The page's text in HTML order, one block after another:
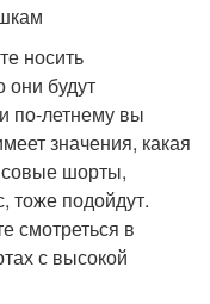
носить
будут
по-летнему вы
значения, какая
шорты,
тоже подойдут.
смотреться в
с высокой